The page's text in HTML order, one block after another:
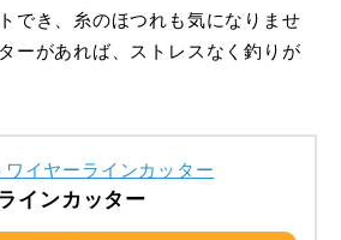
でき、糸のほつれも気になりませ
ーがあれば、ストレスなく釣りが
インカッター